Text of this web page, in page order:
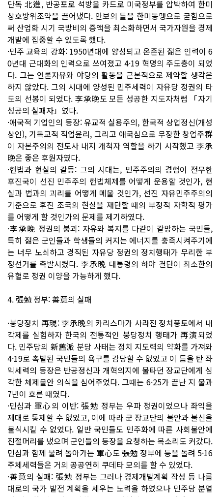
단독 北進, 반공포로 석방을 카드로 미국정부를 압박하여 한미
상호방위조약을 끌어냈다. 안보의 틀을 한미동맹으로 굳힘으로
써 산업화 시기 국방비의 증액을 최소화하면서 국가자원을 경제
개발에 집중할 수 있도록 했다.
·민주 교육의 강화: 1950년대에 양성되고 온존된 젊은 인력이 6
0년대 근대화의 인력으로 쓰여졌고 4·19 혁명의 주도층이 되었
다. 그는 언론자유와 야당의 활동을 근본적으로 제약할 생각은
하지 않았다. 그의 시대에 양성된 민주세력이 자유당 정권의 타
도의 선봉이 되었다. 李承晩도 모든 성공한 지도자처럼 「자기
성공의 실패자」였다.
·애국적 기업인의 등장: 유교적 실용주의, 한국적 상업정신(개성
상인), 기독교적 직업윤리, 그리고 애국심으로 무장한 창업주群
이 자본주의의 전도사 내지 개척자 역할을 하기 시작했고 李承
晩은 좋은 후원자였다.
·헌법과 현실의 갈등: 그의 시대는, 민주주의의 경험이 전무한
후진국이 선진 민주주의 헌법체제를 어떻게 운용할 것인가, 현
실과 법과의 괴리를 어떻게 메울 것인가, 선진 자유민주주의의
기준으로 후진 조국의 현실을 재단할 때의 부정적 자학적 평가
를 어떻게 할 것인가의 문제를 제기하였다.
·李承晩 정권의 붕괴: 자유와 복지를 다같이 갈망하는 국민들,
특히 젊은 군인들과 학생들의 커지는 에너지를 충족시켜주기에
는 너무 노쇠하고 경직된 자유당 정권의 정치행태가 무리한 부
정선거를 촉발시켰다. 李承晩 대통령의 하야 결단이 최소한의
유혈로 정권 이양을 가능하게 했다.
4. 張勉 정부: 善意의 실패
·붕당정치 再現: 李承晩의 카리스마가 사라진 정치풍토에서 내
각제를 실험하자 한국의 전통적인 붕당정치 행태가 再演되었
다. 민주당의 新舊派 분당 사태는 정치 지도력의 약화를 가져와
4·19로 촉발된 국민들의 욕구를 감당할 수 없었고 이 틈을 탄 좌
익세력의 등장은 반공정신과 개혁의지에 불타던 장교단에게 심
각한 체제불안 의식을 심어주었다. 그때는 6·25가 끝난 지 불과
7년이 흐른 때였다.
·민심과 軍心의 이반: 張勉 정부는 우파 정권이었으나 좌익을
제대로 통제할 수 없었고, 이에 따라 군 장교단의 불안과 불신을
불식시킬 수 없었다. 일반 국민들도 민주화에 따른 사회불안에
진절머리를 냈으며 군인들의 등장을 요청하는 목소리도 커갔다.
민심과 함께 물려 돌아가는 軍心도 張勉 정부에 등을 돌려 5·16
주체세력들은 거의 공공연히 쿠데타 모의를 할 수 있었다.
·善意의 실패: 張勉 정부는 그러나 경제개발계획 작성 등 나름
대로의 국가 발전 계획을 세우는 노력을 하였으나 민주당 분열